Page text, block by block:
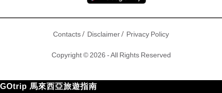
Contacts/ Disclaimer/ Privacy Policy
Copyright © 2026 - All Rights Reserved
GOtrip 馬來西亞旅遊指南